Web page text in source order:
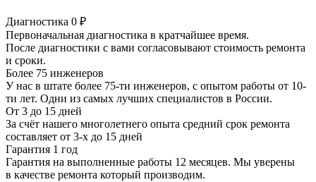
Диагностика 0 ₽
Первоначальная диагностика в кратчайшее время.
После диагностики с вами согласовывают стоимость ремонта
и сроки.
Более 75 инженеров
У нас в штате более 75-ти инженеров, с опытом работы от 10-
ти лет. Одни из самых лучших специалистов в России.
От 3 до 15 дней
За счёт нашего многолетнего опыта средний срок ремонта
составляет от 3-х до 15 дней
Гарантия 1 год
Гарантия на выполненные работы 12 месяцев. Мы уверены
в качестве ремонта который производим.